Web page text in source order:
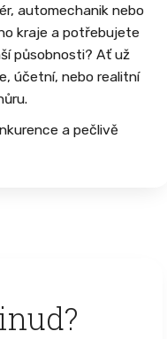
automechanik nebo
kraje a potřebujete
působnosti? Ať už
účetní, nebo realitní
a pečlivě
nad konkurenci.
a špičkové